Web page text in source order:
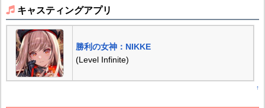
キャスティングアプリ
勝利の女神：NIKKE
(Level Infinite)
↑